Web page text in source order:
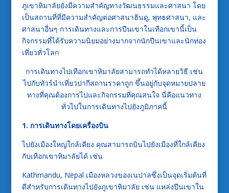
ภูเขาหิมาลัยยังมีความสำคัญทางวัฒนธรรมและศาสนา โดย
เป็นสถานที่ที่มีความสำคัญต่อศาสนาฮินดู, พุทธศาสนา, และ
ศาสนาอื่นๆ การเดินทางและการปีนเขาในเทือกเขานี้เป็น
กิจกรรมที่ได้รับความนิยมอย่างมากจากนักปีนเขาและนักท่อง
เที่ยวทั่วโลก
การเดินทางไปเทือกเขาหิมาลัยสามารถทำได้หลายวิธี เช่น
ไปกับทัวร์นำเที่ยวปากีสถานราคาถูก ขึ้นอยู่กับจุดหมายปลาย
ทางที่คุณต้องการไปและกิจกรรมที่คุณสนใจ นี่คือแนวทาง
ทั่วไปในการเดินทางไปยังภูมิภาคนี้
1. การเดินทางโดยเครื่องบิน
ไปยังเมืองใหญ่ใกล้เคียง คุณสามารถบินไปยังเมืองที่ใกล้เคียง
กับเทือกเขาหิมาลัยได้ เช่น
Kathmandu, Nepal เมืองหลวงของเนปาลซึ่งเป็นจุดเริ่มต้นที่
ดีสำหรับการเดินทางไปยังภูเขาหิมาลัย เช่น แหล่งปีนเขาใน